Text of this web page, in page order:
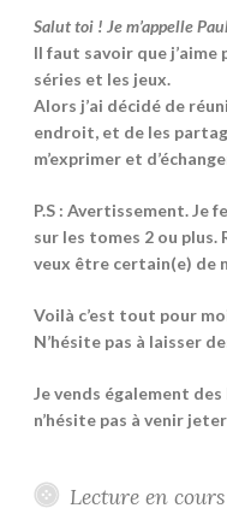
Salut toi ! Je m’appelle
Il faut savoir que
séries et les jeux.
Alors j’ai décidé de
endroit, et de les
m’exprimer et
P.S : Avertissement. Je
sur les tomes 2 ou
veux être certain(e) de
Voilà c’est tout pour
N’hésite pas à laisser
Je vends également
n’hésite pas à venir
Lecture en cours